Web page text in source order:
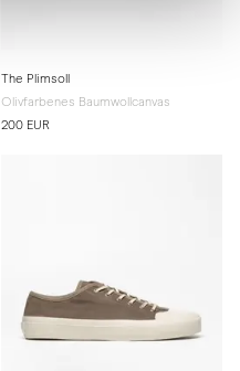
The Plimsoll
Olivfarbenes Baumwollcanvas
200 EUR